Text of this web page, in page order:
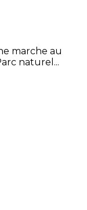
marche au
naturel...